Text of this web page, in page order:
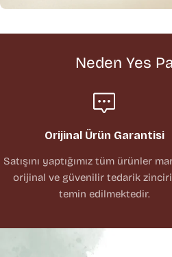
Neden Yes
Orijinal Ürün Garantisi
Satışını yaptığımız tüm ürünler
orijinal ve güvenilir tedarik
temin edilmektedir.